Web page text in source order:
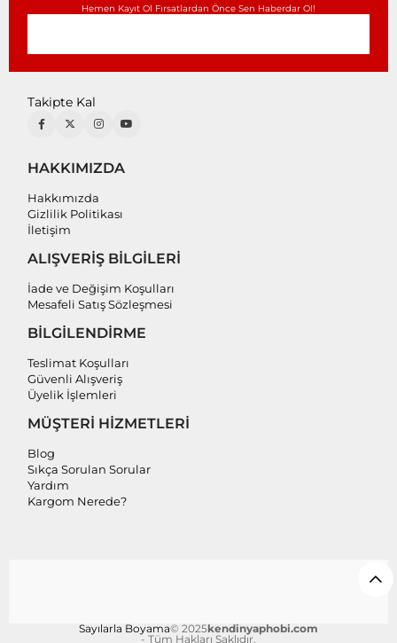
Hemen Kayıt Ol Fırsatlardan Önce Sen Haberdar Ol!
Takipte Kal
HAKKIMIZDA
Hakkımızda
Gizlilik Politikası
İletişim
ALIŞVERİŞ BİLGİLERİ
İade ve Değişim Koşulları
Mesafeli Satış Sözleşmesi
BİLGİLENDİRME
Teslimat Koşulları
Güvenli Alışveriş
Üyelik İşlemleri
MÜŞTERİ HİZMETLERİ
Blog
Sıkça Sorulan Sorular
Yardım
Kargom Nerede?
Sayılarla Boyama© 2025kendinyaphobi.com
- Tüm Hakları Saklıdır.